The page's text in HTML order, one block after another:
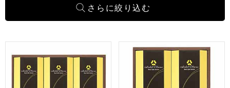
ホテルオークラドリップコーヒー[MHO-CZ]【贈りものカタ
ホテルオークラドリップコ